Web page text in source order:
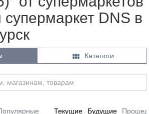
DNS в
 Каталоги
Текущие Будущие